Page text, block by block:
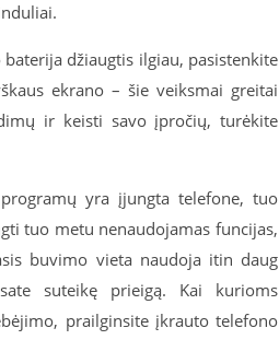
džiaugtis ilgiau, pasistenkite
ekrano – šie veiksmai greitai
ir keisti savo įpročių, turėkite
yra įjungta telefone, tuo
tuo metu nenaudojamas funcijas,
buvimo vieta naudoja itin daug
suteikę prieigą. Kai kurioms
prailginsite įkrauto telefono